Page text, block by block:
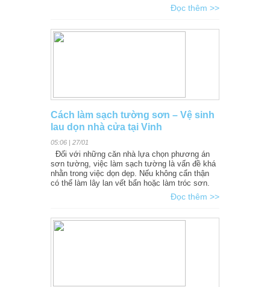
Đọc thêm >>
Cách làm sạch tường sơn – Vệ sinh
lau dọn nhà cửa tại Vinh
05:06 | 27/01
Đối với những căn nhà lựa chọn phương án
sơn tường, việc làm sạch tường là vấn đề khá
nhằn trong việc dọn dẹp. Nếu không cẩn thận
có thể làm lây lan vết bẩn hoặc làm tróc sơn.
Đọc thêm >>